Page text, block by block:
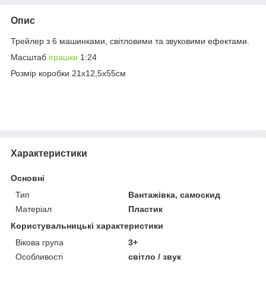
Опис
Трейлер з 6 машинками, світловими та звуковими ефектами.
Масштаб іграшки 1:24
Розмір коробки 21х12,5х55см
Характеристики
Основні
Тип
Вантажівка, самоскид
Матеріал
Пластик
Користувальницькі характеристики
Вікова група
3+
Особливості
світло / звук